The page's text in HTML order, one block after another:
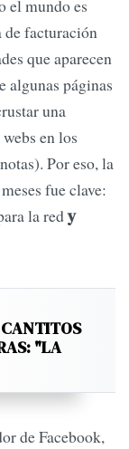
el mundo es
de facturación
que aparecen
algunas páginas
una
en los
Por eso, la
fue clave:
la redy
"LA
de Facebook,